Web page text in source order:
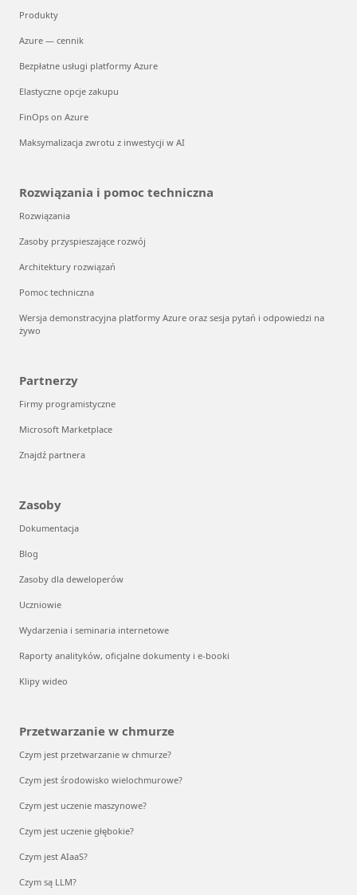
Produkty
Azure — cennik
Bezpłatne usługi platformy Azure
Elastyczne opcje zakupu
FinOps on Azure
Maksymalizacja zwrotu z inwestycji w AI
Rozwiązania i pomoc techniczna
Rozwiązania
Zasoby przyspieszające rozwój
Architektury rozwiązań
Pomoc techniczna
Wersja demonstracyjna platformy Azure oraz sesja pytań i odpowiedzi na
żywo
Partnerzy
Firmy programistyczne
Microsoft Marketplace
Znajdź partnera
Zasoby
Dokumentacja
Blog
Zasoby dla deweloperów
Uczniowie
Wydarzenia i seminaria internetowe
Raporty analityków, oficjalne dokumenty i e-booki
Klipy wideo
Przetwarzanie w chmurze
Czym jest przetwarzanie w chmurze?
Czym jest środowisko wielochmurowe?
Czym jest uczenie maszynowe?
Czym jest uczenie głębokie?
Czym jest AIaaS?
Czym są LLM?